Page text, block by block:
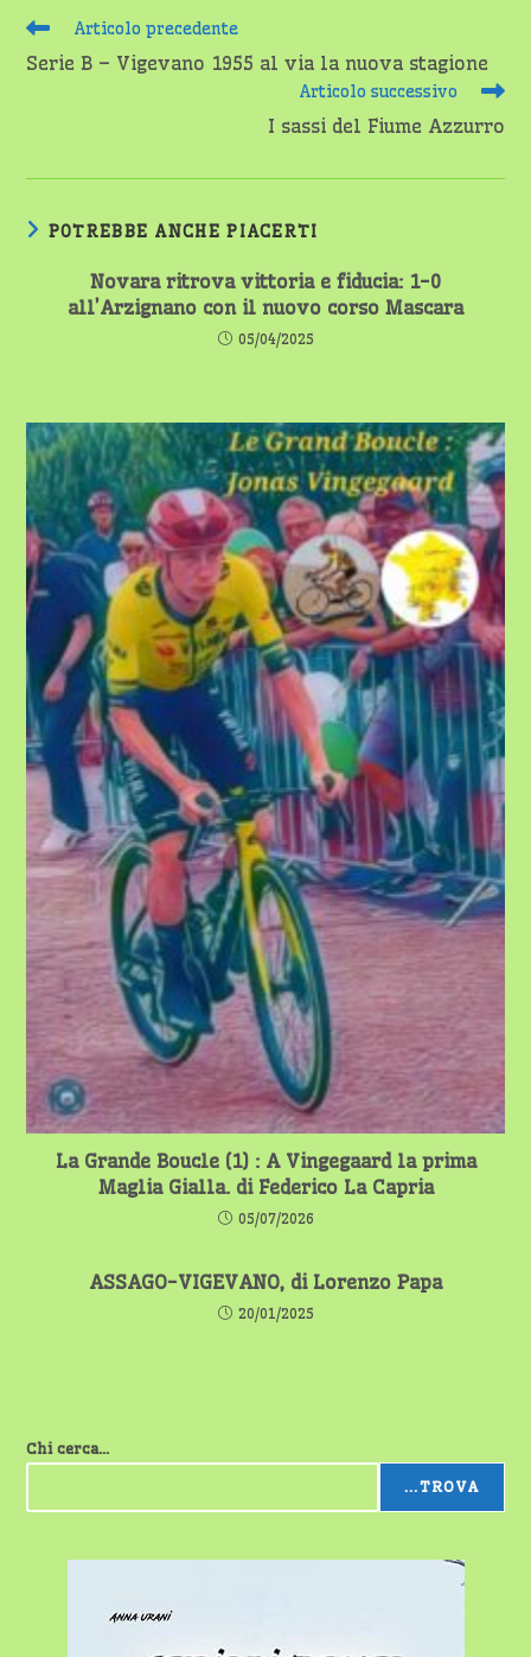
Leggi
articoli
Articolo precedente
Serie B – Vigevano 1955 al via la nuova stagione
Articolo successivo
I sassi del Fiume Azzurro
POTREBBE ANCHE PIACERTI
Novara ritrova vittoria e fiducia: 1-0
all’Arzignano con il nuovo corso Mascara
05/04/2025
La Grande Boucle (1) : A Vingegaard la prima
Maglia Gialla. di Federico La Capria
05/07/2026
ASSAGO-VIGEVANO, di Lorenzo Papa
20/01/2025
Chi cerca...
...TROVA